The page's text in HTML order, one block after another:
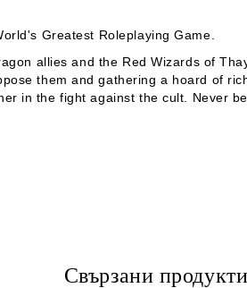
Greatest Roleplaying Game.
allies and the Red Wizards of
them and gathering a hoard of
in the fight against the cult. Never
Свързани продукти